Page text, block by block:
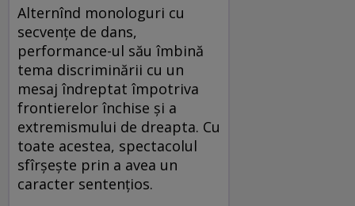
Alternînd monologuri cu
secvențe de dans,
performance-ul său îmbină
tema discriminării cu un
mesaj îndreptat împotriva
frontierelor închise și a
extremismului de dreapta. Cu
toate acestea, spectacolul
sfîrșește prin a avea un
caracter sentențios.